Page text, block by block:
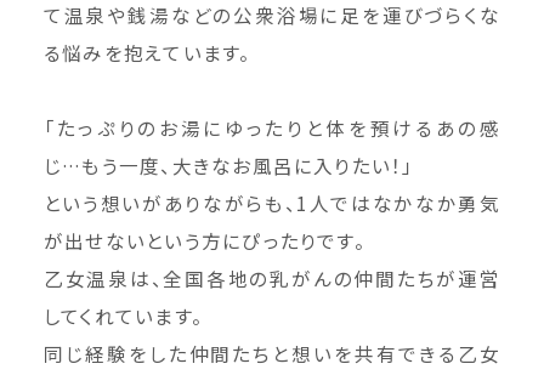
て温泉や銭湯などの公衆浴場に足を運びづらくな
る悩みを抱えています。
「たっぷりのお湯にゆったりと体を預けるあの感
じ…もう一度、大きなお風呂に入りたい！」
という想いがありながらも、1人ではなかなか勇気
が出せないという方にぴったりです。
乙女温泉は、全国各地の乳がんの仲間たちが運営
してくれています。
同じ経験をした仲間たちと想いを共有できる乙女